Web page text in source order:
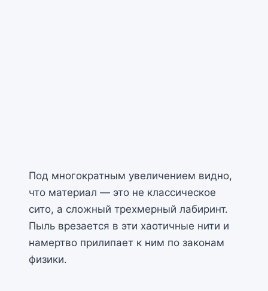
Под многократным увеличением видно,
что материал — это не классическое
сито, а сложный трехмерный лабиринт.
Пыль врезается в эти хаотичные нити и
намертво прилипает к ним по законам
физики.